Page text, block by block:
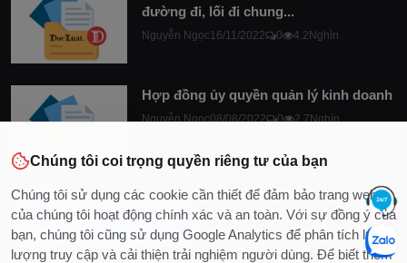
đường đi, lối đi chung...
Nguyễn Ngọc16/11/2022 0 4.2Nghìn
Hợp đồng ủy quyền quản lý kinh doanh
Nguyễn Ngọc08/08/2022 0 2.7Nghìn
Chúng tôi coi trọng quyền riêng tư của bạn
Chúng tôi sử dụng các cookie cần thiết để đảm bảo trang web
của chúng tôi hoạt động chính xác và an toàn. Với sự đồng ý của
bạn, chúng tôi cũng sử dụng Google Analytics để phân tích lưu
lượng truy cập và cải thiện trải nghiệm người dùng. Để biết thêm